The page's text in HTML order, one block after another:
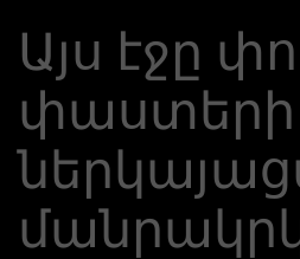
Այս էջը
փաստերի